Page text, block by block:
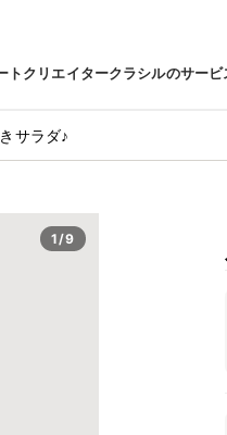
トクリエイタークラシルのサービ
サラダ♪
1/9